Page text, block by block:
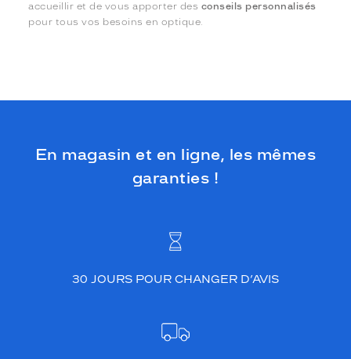
accueillir et de vous apporter des conseils personnalisés
pour tous vos besoins en optique.
En magasin et en ligne, les mêmes
garanties !
30 JOURS POUR CHANGER D’AVIS